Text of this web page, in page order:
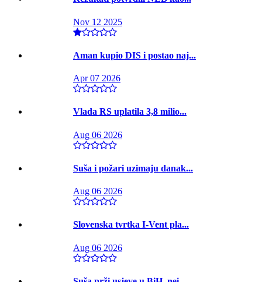
Nov 12 2025
Aman kupio DIS i postao naj...
Apr 07 2026
Vlada RS uplatila 3,8 milio...
Aug 06 2026
Suša i požari uzimaju danak...
Aug 06 2026
Slovenska tvrtka I-Vent pla...
Aug 06 2026